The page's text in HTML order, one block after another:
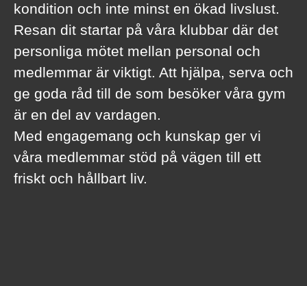
kondition och inte minst en ökad livslust.
Resan dit startar på våra klubbar där det
personliga mötet mellan personal och
medlemmar är viktigt. Att hjälpa, serva och
ge goda råd till de som besöker våra gym
är en del av vardagen.
Med engagemang och kunskap ger vi
våra medlemmar stöd på vägen till ett
friskt och hållbart liv.